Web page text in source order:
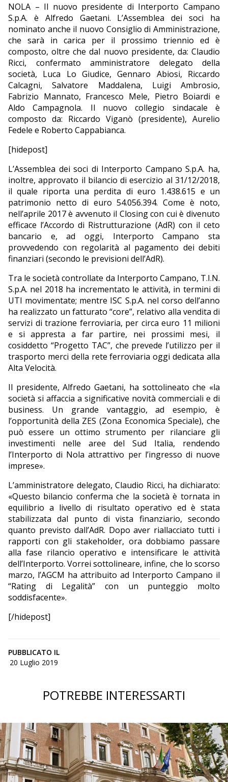
NOLA – Il nuovo presidente di Interporto Campano
S.p.A. è Alfredo Gaetani. L’Assemblea dei soci ha
nominato anche il nuovo Consiglio di Amministrazione,
che sarà in carica per il prossimo triennio ed è
composto, oltre che dal nuovo presidente, da: Claudio
Ricci, confermato amministratore delegato della
società, Luca Lo Giudice, Gennaro Abiosi, Riccardo
Calcagni, Salvatore Maddalena, Luigi Ambrosio,
Fabrizio Mannato, Francesco Mele, Pietro Boiardi e
Aldo Campagnola. Il nuovo collegio sindacale è
composto da: Riccardo Viganò (presidente), Aurelio
Fedele e Roberto Cappabianca.
[hidepost]
L’Assemblea dei soci di Interporto Campano S.p.A. ha,
inoltre, approvato il bilancio di esercizio al 31/12/2018,
il quale riporta una perdita di euro 1.438.615 e un
patrimonio netto di euro 54.056.394. Come è noto,
nell’aprile 2017 è avvenuto il Closing con cui è divenuto
efficace l’Accordo di Ristrutturazione (AdR) con il ceto
bancario e, ad oggi, Interporto Campano sta
provvedendo con regolarità al pagamento dei debiti
finanziari (secondo le previsioni dell’AdR).
Tra le società controllate da Interporto Campano, T.I.N.
S.p.A. nel 2018 ha incrementato le attività, in termini di
UTI movimentate; mentre ISC S.p.A. nel corso dell’anno
ha realizzato un fatturato “core”, relativo alla vendita di
servizi di trazione ferroviaria, per circa euro 11 milioni
e si appresta a far partire, nei prossimi mesi, il
cosiddetto “Progetto TAC”, che prevede l’utilizzo per il
trasporto merci della rete ferroviaria oggi dedicata alla
Alta Velocità.
Il presidente, Alfredo Gaetani, ha sottolineato che «la
società si affaccia a significative novità commerciali e di
business. Un grande vantaggio, ad esempio, è
l’opportunità della ZES (Zona Economica Speciale), che
può essere un ottimo strumento per rilanciare gli
investimenti nelle aree del Sud Italia, rendendo
l’Interporto di Nola attrattivo per l’ingresso di nuove
imprese».
L’amministratore delegato, Claudio Ricci, ha dichiarato:
«Questo bilancio conferma che la società è tornata in
equilibrio a livello di risultato operativo ed è stata
stabilizzata dal punto di vista finanziario, secondo
quanto previsto dall’AdR. Dopo aver riallacciato tutti i
rapporti con gli stakeholder, ora dobbiamo passare
alla fase rilancio operativo e intensificare le attività
dell’Interporto. Vorrei sottolineare, infine, che lo scorso
marzo, l’AGCM ha attribuito ad Interporto Campano il
“Rating di Legalità” con un punteggio molto
soddisfacente».
[/hidepost]
PUBBLICATO IL
20 Luglio 2019
POTREBBE INTERESSARTI